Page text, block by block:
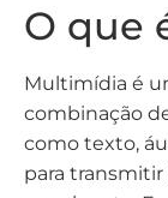
O que
Multimídia é
combinação
como texto,
para transmitir